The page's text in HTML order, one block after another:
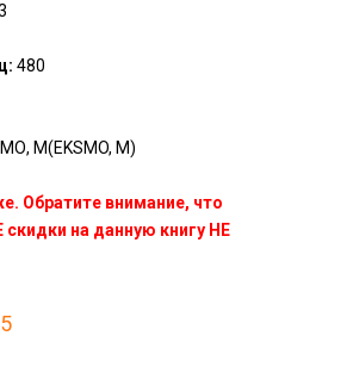
480
М(EKSMO, M)
Обратите внимание, что
на данную книгу НЕ